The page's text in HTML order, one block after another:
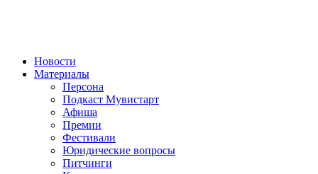
Новости
Материалы
Персона
Подкаст Мувистарт
Афиша
Премии
Фестивали
Юридические вопросы
Питчинги